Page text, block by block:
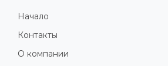
Начало
Контакты
О компании